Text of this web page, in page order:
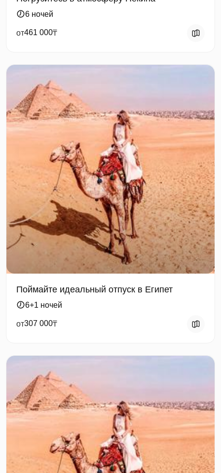
6 ночей
от461 000₸
Поймайте идеальный отпуск в Египет
6+1 ночей
от307 000₸